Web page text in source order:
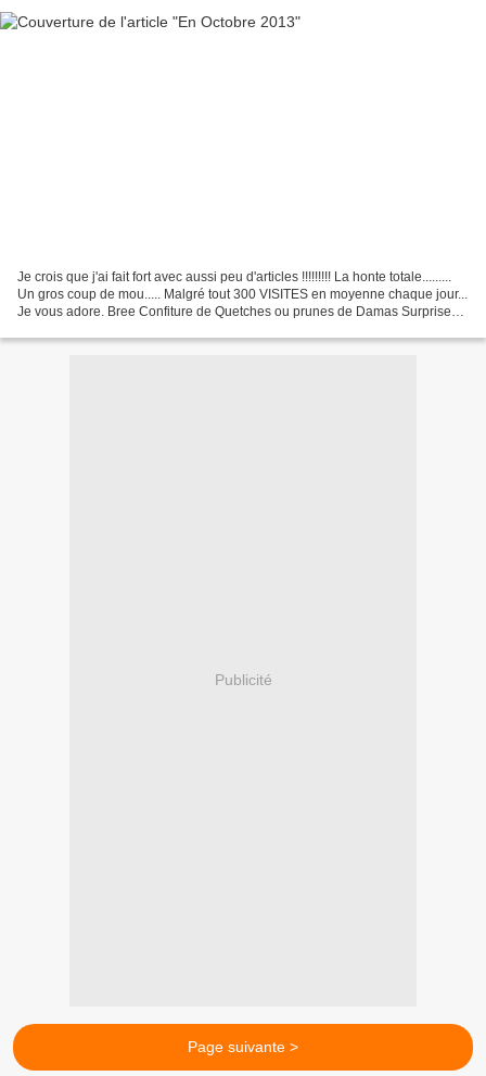
Je crois que j'ai fait fort avec aussi peu d'articles !!!!!!!!! La honte totale.........
Un gros coup de mou..... Malgré tout 300 VISITES en moyenne chaque jour...
Je vous adore. Bree Confiture de Quetches ou prunes de Damas Surprises
Publicité
Page suivante >